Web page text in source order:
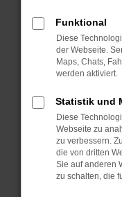
Fenster?
Starte dein
Das kann
Probleme zu
sind.
Veraltete
führen, dass
unterstützt
Funktional
Diese
der Webseite.
Maps, Chats,
werden aktiviert.
Statistik und
Diese
Webseite zu
zu verbessern.
die von dritten
Sie auf anderen
zu schalten, die